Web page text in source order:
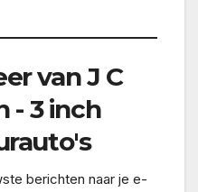
van J C
- 3 inch
berichten naar je e-